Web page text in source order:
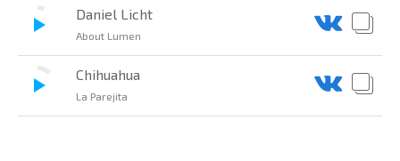
Daniel Licht
About Lumen
Chihuahua
La Parejita